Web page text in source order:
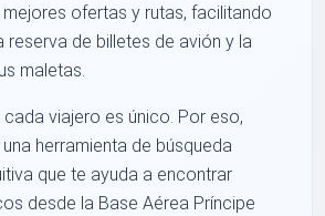
ofertas y rutas, facilitando
reserva de billetes de avión y la
maletas.
cada viajero es único. Por eso,
herramienta de búsqueda
que te ayuda a encontrar
desde la Base Aérea Príncipe